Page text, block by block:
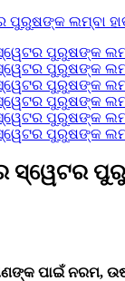
ସ୍ୱେଟର
ପାଇଁ ନରମ,